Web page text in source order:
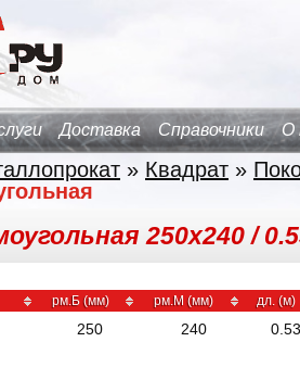
Доставка Справочники О
» Квадрат »
250х240 /
рм.Б (мм) рм.М (мм) дл. (м)
250 240 0.53